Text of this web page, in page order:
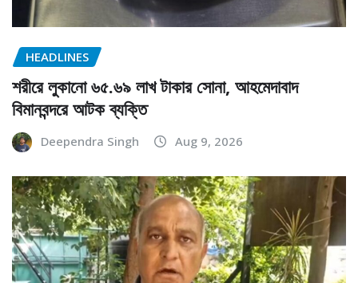
HEADLINES
শরীরে লুকানো ৬৫.৬৯ লাখ টাকার সোনা, আহমেদাবাদ
বিমানবন্দরে আটক ব্যক্তি
Deependra Singh Aug 9, 2026